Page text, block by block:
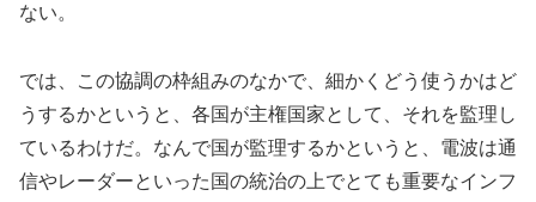
ない。
では、この協調の枠組みのなかで、細かくどう使うかはど
うするかというと、各国が主権国家として、それを監理し
ているわけだ。なんで国が監理するかというと、電波は通
信やレーダーといった国の統治の上でとても重要なインフ